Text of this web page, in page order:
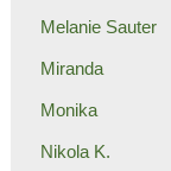
Melanie Sauter
Miranda
Monika
Nikola K.